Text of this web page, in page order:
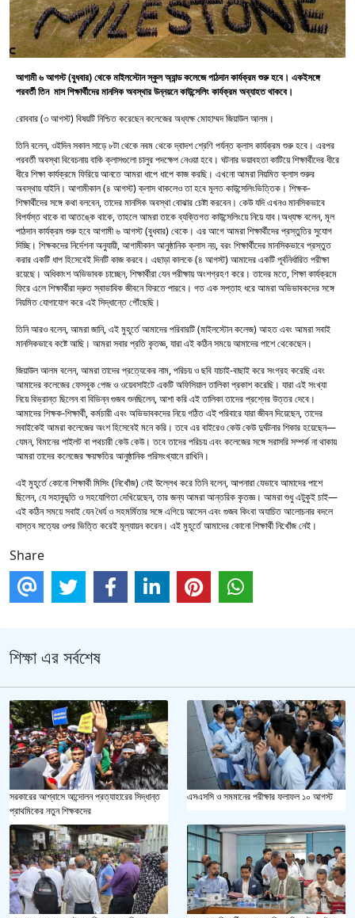
আগামী ৬ আগস্ট (বুধবার) থেকে মাইলস্টোন স্কুল অ্যান্ড কলেজে পাঠদান কার্যক্রম শুরু হবে। একইসঙ্গে
পরবর্তী তিন মাস শিক্ষার্থীদের মানসিক অবস্থার উন্নয়নে কাউন্সেলিং কার্যক্রম অব্যাহত থাকবে।
রোববার (৩ আগস্ট) বিষয়টি নিশ্চিত করেছেন কলেজের অধ্যক্ষ মোহাম্মদ জিয়াউল আলম।
তিনি বলেন, ওইদিন সকাল সাড়ে ৮টা থেকে নবম থেকে দ্বাদশ শ্রেণি পর্যন্ত ক্লাস কার্যক্রম শুরু হবে। এরপর
পরবর্তী অবস্থা বিবেচনায় বাকি ক্লাসগুলো চালুর পদক্ষেপ নেওয়া হবে। ঘটনার ভয়াবহতা কাটিয়ে শিক্ষার্থীদের ধীরে
ধীরে শিক্ষা কার্যক্রমে ফিরিয়ে আনতে আমরা ধাপে ধাপে কাজ করছি। এখনো আমরা নিয়মিত ক্লাস শুরুর
অবস্থায় যাইনি। আগামীকাল (৪ আগস্ট) ক্লাস থাকলেও তা হবে মূলত কাউন্সেলিংভিত্তিক। শিক্ষক-
শিক্ষার্থীদের সঙ্গে কথা বলবেন, তাদের মানসিক অবস্থা বোঝার চেষ্টা করবেন। কেউ যদি এখনও মানসিকভাবে
বিপর্যস্ত থাকে বা আতঙ্কে থাকে, তাহলে আমরা তাকে ব্যক্তিগত কাউন্সেলিংয়ে নিয়ে যাব।অধ্যক্ষ বলেন, মূল
পাঠদান কার্যক্রম শুরু হবে আগামী ৬ আগস্ট (বুধবার) থেকে। এর আগে আমরা শিক্ষার্থীদের প্রস্তুতির সুযোগ
দিচ্ছি। শিক্ষকদের নির্দেশনা অনুযায়ী, আগামীকাল আনুষ্ঠানিক ক্লাস নয়, বরং শিক্ষার্থীদের মানসিকভাবে প্রস্তুত
করার একটি ধাপ হিসেবেই দিনটি কাজ করবে। এছাড়া কালকে (৪ আগস্ট) আমাদের একটি পূর্বনির্ধারিত পরীক্ষা
রয়েছে। অধিকাংশ অভিভাবক চাচ্ছেন, শিক্ষার্থীরা যেন পরীক্ষায় অংশগ্রহণ করে। তাদের মতে, শিক্ষা কার্যক্রমে
ফিরে এলে শিক্ষার্থীরা দ্রুত স্বাভাবিক জীবনে ফিরতে পারবে। গত এক সপ্তাহ ধরে আমরা অভিভাবকদের সঙ্গে
নিয়মিত যোগাযোগ করে এই সিদ্ধান্তে পৌঁছেছি।
তিনি আরও বলেন, আমরা জানি, এই মুহূর্তে আমাদের পরিবারটি (মাইলস্টোন কলেজ) আহত এবং আমরা সবাই
মানসিকভাবে কষ্টে আছি। আমরা সবার প্রতি কৃতজ্ঞ, যারা এই কঠিন সময়ে আমাদের পাশে থেকেছেন।
জিয়াউল আলম বলেন, আমরা তাদের প্রত্যেকের নাম, পরিচয় ও ছবি যাচাই-বাছাই করে সংগ্রহ করেছি এবং
আমাদের কলেজের ফেসবুক পেজ ও ওয়েবসাইটে একটি অফিসিয়াল তালিকা প্রকাশ করেছি। যারা এই সংখ্যা
নিয়ে বিভ্রান্ত ছিলেন বা বিভিন্ন গুজব শুনছিলেন, আশা করি এই তালিকা তাদের প্রশ্নের উত্তর দেবে।
আমাদের শিক্ষক-শিক্ষার্থী, কর্মচারী এবং অভিভাবকদের নিয়ে গঠিত এই পরিবারে যারা জীবন দিয়েছেন, তাদের
সবাইকেই আমরা কলেজের অংশ হিসেবেই মনে করি। তবে এর বাইরেও কেউ কেউ দুর্ঘটনার শিকার হয়েছেন—
যেমন, বিমানের পাইলট বা পথচারী কেউ কেউ। তবে তাদের পরিচয় এবং কলেজের সঙ্গে সরাসরি সম্পর্ক না থাকায়
আমরা তাদের কলেজের ক্ষয়ক্ষতির আনুষ্ঠানিক পরিসংখ্যানে রাখিনি।
এই মুহূর্তে কোনো শিক্ষার্থী মিসিং (নিখোঁজ) নেই উল্লেখ করে তিনি বলেন, আপনারা যেভাবে আমাদের পাশে
ছিলেন, যে সহানুভূতি ও সহযোগিতা দেখিয়েছেন, তার জন্য আমরা আন্তরিক কৃতজ্ঞ। আমরা শুধু এটুকুই চাই—
এই কঠিন সময়ে সবাই যেন ধৈর্য ও সহমর্মিতার সঙ্গে এগিয়ে আসেন এবং গুজব কিংবা অযাচিত আলোচনার বদলে
বাস্তব সত্যের ওপর ভিত্তি করেই মূল্যায়ন করেন। এই মুহূর্তে আমাদের কোনো শিক্ষার্থী নিখোঁজ নেই।
Share
শিক্ষা এর সর্বশেষ
সরকারের আশ্বাসে আন্দোলন প্রত্যাহারের সিদ্ধান্ত
প্রাথমিকের নতুন শিক্ষকদের
এসএসসি ও সমমানের পরীক্ষার ফলাফল ১০ আগস্ট